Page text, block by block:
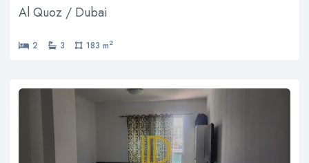
Al Quoz / Dubai
2 3 183 m2